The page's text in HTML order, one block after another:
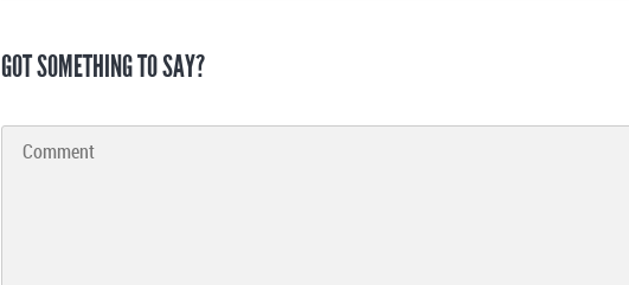
GOT SOMETHING TO SAY?